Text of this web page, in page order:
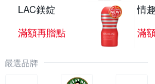
LAC鎂錠
滿額再贈點
情
滿
嚴選品牌